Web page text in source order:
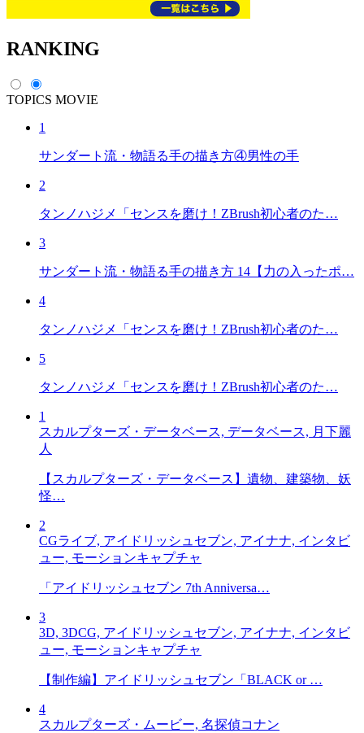
RANKING
TOPICS MOVIE
1
サンダート流・物語る手の描き方④男性の手
2
タンノハジメ「センスを磨け！ZBrush初心者のた…
3
サンダート流・物語る手の描き方 14【力の入ったポ…
4
タンノハジメ「センスを磨け！ZBrush初心者のた…
5
タンノハジメ「センスを磨け！ZBrush初心者のた…
1
スカルプターズ・データベース, データベース, 月下麗
人
【スカルプターズ・データベース】遺物、建築物、妖
怪…
2
CGライブ, アイドリッシュセブン, アイナナ, インタビ
ュー, モーションキャプチャ
「アイドリッシュセブン 7th Anniversa…
3
3D, 3DCG, アイドリッシュセブン, アイナナ, インタビ
ュー, モーションキャプチャ
【制作編】アイドリッシュセブン「BLACK or …
4
スカルプターズ・ムービー, 名探偵コナン